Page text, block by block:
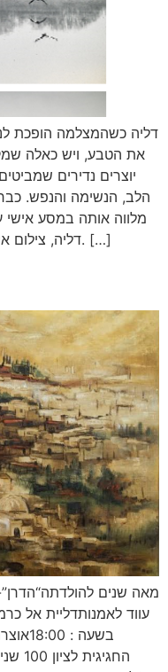
דליה כשהמצלמה הופכת
את הטבע, ויש כאלה
יוצרים נדירים
הלב, הנשימה והנפש.
מלווה אותה במסע אישי
דליה, צילום אינו רק פעולה אמנותית, אלא דרך חיים. […]
מאה שנים
בשעה